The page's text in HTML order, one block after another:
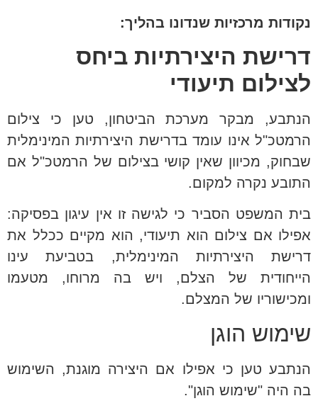
נקודות מרכזיות שנדונו בהליך:
דרישת היצירתיות ביחס
לצילום תיעודי
הנתבע, מבקר מערכת הביטחון, טען כי צילום
הרמטכ"ל אינו עומד בדרישת היצירתיות המינימלית
שבחוק, מכיוון שאין קושי בצילום של הרמטכ"ל אם
התובע נקרה למקום.
בית המשפט הסביר כי לגישה זו אין עיגון בפסיקה:
אפילו אם צילום הוא תיעודי, הוא מקיים ככלל את
דרישת היצירתיות המינימלית, בטביעת עינו
הייחודית של הצלם, ויש בה מרוחו, מטעמו
ומכישוריו של המצלם.
שימוש הוגן
הנתבע טען כי אפילו אם היצירה מוגנת, השימוש
בה היה "שימוש הוגן".